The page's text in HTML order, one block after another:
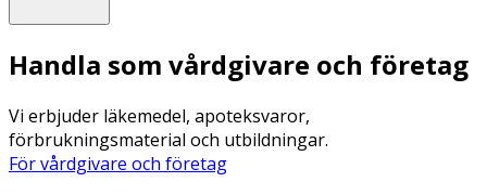
Handla som vårdgivare och företag
Vi erbjuder läkemedel, apoteksvaror,
förbrukningsmaterial och utbildningar.
För vårdgivare och företag